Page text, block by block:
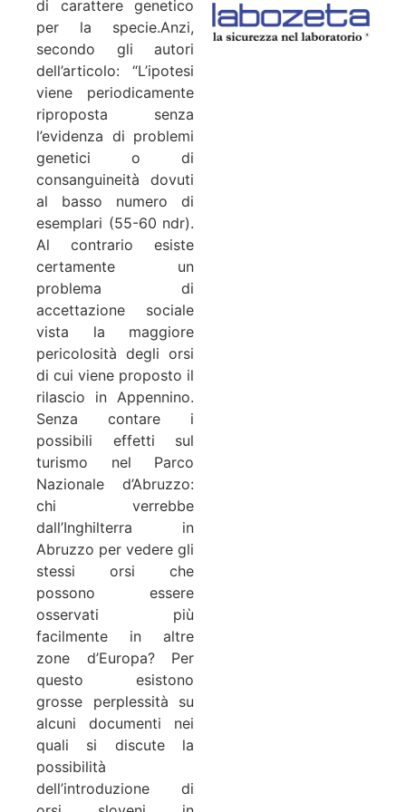
di carattere genetico
per la specie.Anzi,
secondo gli autori
dell’articolo: “L’ipotesi
viene periodicamente
riproposta senza
l’evidenza di problemi
genetici o di
consanguineità dovuti
al basso numero di
esemplari (55-60 ndr).
Al contrario esiste
certamente un
problema di
accettazione sociale
vista la maggiore
pericolosità degli orsi
di cui viene proposto il
rilascio in Appennino.
Senza contare i
possibili effetti sul
turismo nel Parco
Nazionale d’Abruzzo:
chi verrebbe
dall’Inghilterra in
Abruzzo per vedere gli
stessi orsi che
possono essere
osservati più
facilmente in altre
zone d’Europa? Per
questo esistono
grosse perplessità su
alcuni documenti nei
quali si discute la
possibilità
dell’introduzione di